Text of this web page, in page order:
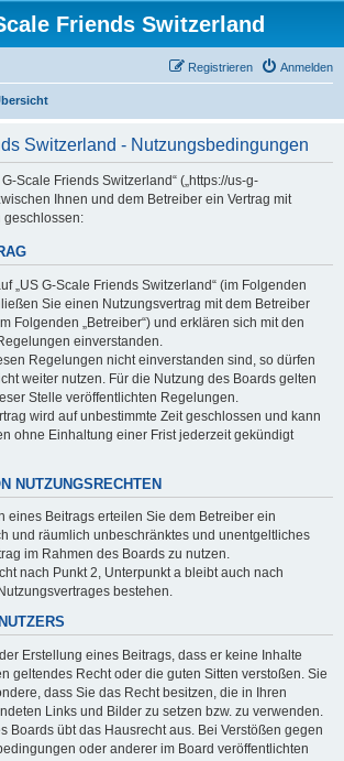
Friends Switzerland
Anmelden
Registrieren
Switzerland - Nutzungsbedingungen
Scale Friends Switzerland“ („https://us-g-
Ihnen und dem Betreiber ein Vertrag mit
„US G-Scale Friends Switzerland“ (im Folgenden
Sie einen Nutzungsvertrag mit dem Betreiber
Folgenden „Betreiber“) und erklären sich mit den
einverstanden.
Regelungen nicht einverstanden sind, so dürfen
weiter nutzen. Für die Nutzung des Boards gelten
Stelle veröffentlichten Regelungen.
wird auf unbestimmte Zeit geschlossen und kann
ohne Einhaltung einer Frist jederzeit gekündigt
NUTZUNGSRECHTEN
eines Beitrags erteilen Sie dem Betreiber ein
und räumlich unbeschränktes und unentgeltliches
im Rahmen des Boards zu nutzen.
nach Punkt 2, Unterpunkt a bleibt auch nach
bestehen.
Erstellung eines Beitrags, dass er keine Inhalte
geltendes Recht oder die guten Sitten verstoßen. Sie
dass Sie das Recht besitzen, die in Ihren
Links und Bilder zu setzen bzw. zu verwenden.
Boards übt das Hausrecht aus. Bei Verstößen gegen
oder anderer im Board veröffentlichten